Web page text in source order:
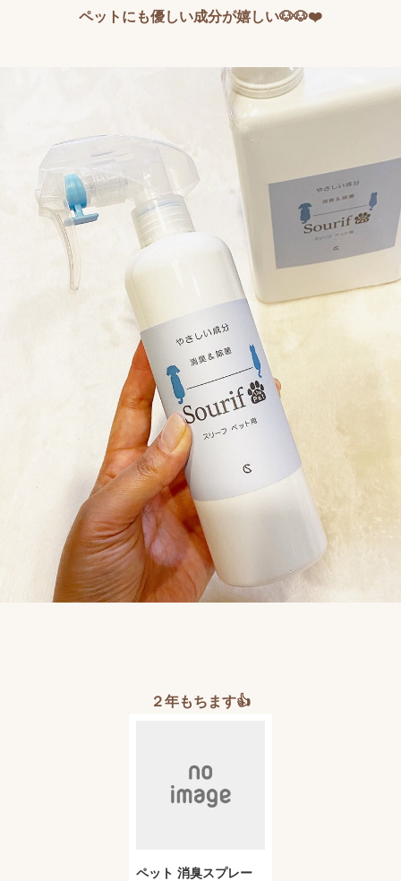
ペットにも優しい成分が嬉しい🐶🐶❤️
２年もちます👍
ペット 消臭スプレー